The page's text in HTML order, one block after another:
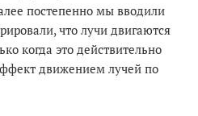
постепенно мы вводили
что лучи двигаются
когда это действительно
движением лучей по